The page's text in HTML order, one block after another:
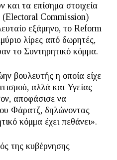
και τα επίσημα στοιχεία
(Electoral Commission)
εξάμηνο, το Reform
λίρες από δωρητές,
το Συντηρητικό κόμμα.
βουλευτής η οποία είχε
αλλά και Υγείας
αποφάσισε να
Φάρατζ, δηλώνοντας
κόμμα έχει πεθάνει».
της κυβέρνησης